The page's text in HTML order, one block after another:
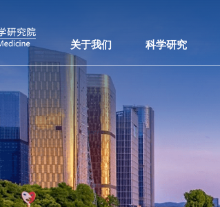
关于我们 科学研究